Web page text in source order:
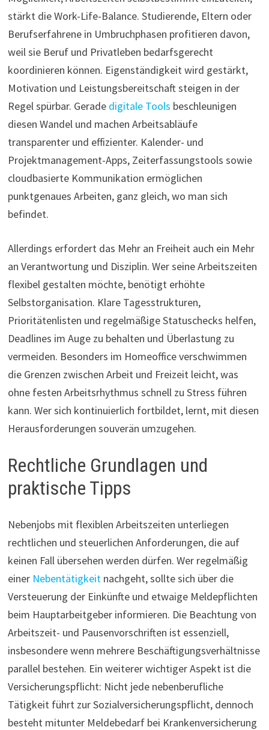
stärkt die Work-Life-Balance. Studierende, Eltern oder
Berufserfahrene in Umbruchphasen profitieren davon,
weil sie Beruf und Privatleben bedarfsgerecht
koordinieren können. Eigenständigkeit wird gestärkt,
Motivation und Leistungsbereitschaft steigen in der
Regel spürbar. Gerade digitale Tools beschleunigen
diesen Wandel und machen Arbeitsabläufe
transparenter und effizienter. Kalender- und
Projektmanagement-Apps, Zeiterfassungstools sowie
cloudbasierte Kommunikation ermöglichen
punktgenaues Arbeiten, ganz gleich, wo man sich
befindet.
Allerdings erfordert das Mehr an Freiheit auch ein Mehr
an Verantwortung und Disziplin. Wer seine Arbeitszeiten
flexibel gestalten möchte, benötigt erhöhte
Selbstorganisation. Klare Tagesstrukturen,
Prioritätenlisten und regelmäßige Statuschecks helfen,
Deadlines im Auge zu behalten und Überlastung zu
vermeiden. Besonders im Homeoffice verschwimmen
die Grenzen zwischen Arbeit und Freizeit leicht, was
ohne festen Arbeitsrhythmus schnell zu Stress führen
kann. Wer sich kontinuierlich fortbildet, lernt, mit diesen
Herausforderungen souverän umzugehen.
Rechtliche Grundlagen und
praktische Tipps
Nebenjobs mit flexiblen Arbeitszeiten unterliegen
rechtlichen und steuerlichen Anforderungen, die auf
keinen Fall übersehen werden dürfen. Wer regelmäßig
einer Nebentätigkeit nachgeht, sollte sich über die
Versteuerung der Einkünfte und etwaige Meldepflichten
beim Hauptarbeitgeber informieren. Die Beachtung von
Arbeitszeit- und Pausenvorschriften ist essenziell,
insbesondere wenn mehrere Beschäftigungsverhältnisse
parallel bestehen. Ein weiterer wichtiger Aspekt ist die
Versicherungspflicht: Nicht jede nebenberufliche
Tätigkeit führt zur Sozialversicherungspflicht, dennoch
besteht mitunter Meldebedarf bei Krankenversicherung